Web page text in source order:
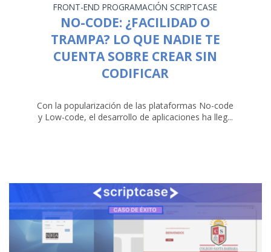
FRONT-END PROGRAMACIÓN SCRIPTCASE
NO-CODE: ¿FACILIDAD O
TRAMPA? LO QUE NADIE TE
CUENTA SOBRE CREAR SIN
CODIFICAR
Con la popularización de las plataformas No-code
y Low-code, el desarrollo de aplicaciones ha lleg...